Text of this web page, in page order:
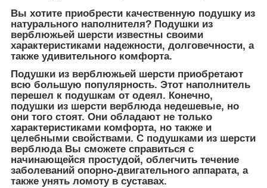
Вы хотите приобрести качественную подушку из
натурального наполнителя? Подушки из
верблюжьей шерсти известны своими
характеристиками надежности, долговечности, а
также удивительного комфорта.
Подушки из верблюжьей шерсти приобретают
всю большую популярность. Этот наполнитель
перешел к подушкам от одеял. Конечно,
подушки из шерсти верблюда недешевые, но
они того стоят. Они обладают не только
характеристиками комфорта, но также и
целебными свойствами. С подушками из шерсти
верблюда Вы сможете справиться с
начинающейся простудой, облегчить течение
заболеваний опорно-двигательного аппарата, а
также унять ломоту в суставах.